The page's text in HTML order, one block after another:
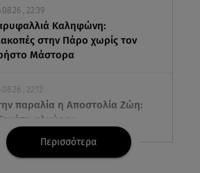
, 22:39
Καληφώνη:
στην Πάρο χωρίς τον
Μάστορα
, 22:12
παραλία η Αποστολία Ζώη:
αλμύρα»
, 22:10
Περισσότερα